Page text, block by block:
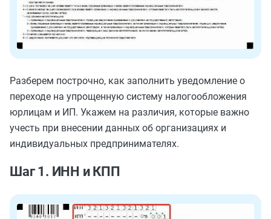
Разберем построчно, как заполнить уведомление о
переходе на упрощенную систему налогообложения
юрлицам и ИП. Укажем на различия, которые важно
учесть при внесении данных об организациях и
индивидуальных предпринимателях.
Шаг 1. ИНН и КПП